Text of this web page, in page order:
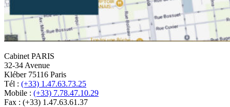
Cabinet PARIS
32-34 Avenue
Kléber 75116 Paris
Tél : (+33) 1.47.63.73.25
Mobile : (+33) 7.78.47.10.29
Fax : (+33) 1.47.63.61.37